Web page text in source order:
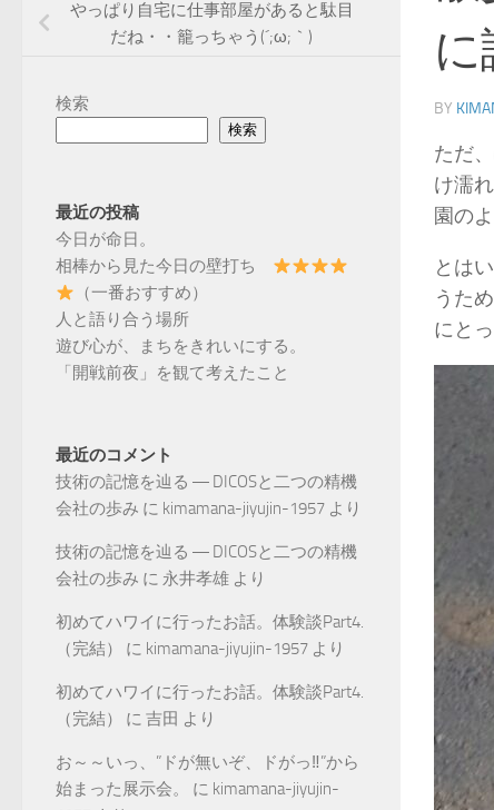
に
BY
ただ
け濡
園の
とは
うた
にと
やっぱり自宅に仕事部屋があると駄目
だね・・籠っちゃう(´;ω;｀)
検索
検索
最近の投稿
今日が命日。
相棒から見た今日の壁打ち
（一番おすすめ）
人と語り合う場所
遊び心が、まちをきれいにする。
「開戦前夜」を観て考えたこと
最近のコメント
技術の記憶を辿る ― DICOSと二つの精機
会社の歩み に kimamana-jiyujin-1957 より
技術の記憶を辿る ― DICOSと二つの精機
会社の歩み に 永井孝雄 より
初めてハワイに行ったお話。体験談Part4.
（完結）
に kimamana-jiyujin-1957 より
初めてハワイに行ったお話。体験談Part4.
（完結）
に 吉田 より
お～～いっ、”ドが無いぞ、ドがっ‼”から
始まった展示会。
に kimamana-jiyujin-